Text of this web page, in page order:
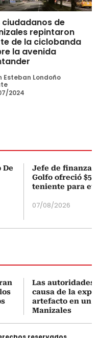
ciudadanos de
repintaron
de la ciclobanda
la avenida
Esteban Londoño
2024
De
Jefe de finanzas
Golfo ofreció
teniente para
07/08/2026
Las autoridades
causa de la
artefacto en un
Manizales